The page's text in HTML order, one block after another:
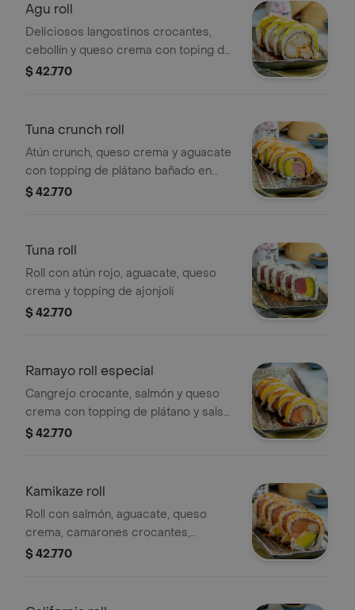
Agu roll
Deliciosos langostinos crocantes,
cebollín y queso crema con toping de
aguacate, bañado en salsa fuji y
$ 42.770
Tuna crunch roll
Atún crunch, queso crema y aguacate
con topping de plátano bañado en
salsa fuji y salsa teriyaki.
$ 42.770
Tuna roll
Roll con atún rojo, aguacate, queso
crema y topping de ajonjolí
$ 42.770
Ramayo roll especial
Cangrejo crocante, salmón y queso
crema con topping de plátano y salsa
de anguila.
$ 42.770
Kamikaze roll
Roll con salmón, aguacate, queso
crema, camarones crocantes,
topping de masago y ajonjolí
$ 42.770